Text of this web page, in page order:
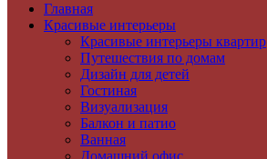
Главная
Красивые интерьеры
Красивые интерьеры квартир
Путешествия по домам
Дизайн для детей
Гостиная
Визуализация
Балкон и патио
Ванная
Домашний офис